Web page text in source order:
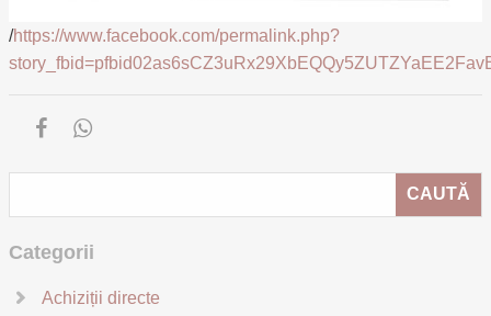
/https://www.facebook.com/permalink.php?
Categorii
Achiziții directe